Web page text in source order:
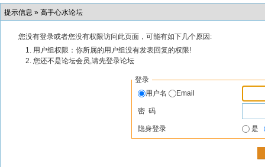
提示信息 » 高手心水论坛
您没有登录或者您没有权限访问此页面，可能有如下几个原因:
用户组权限：你所属的用户组没有发表回复的权限!
您还不是论坛会员,请先登录论坛
登录
用户名
Email
密 码
隐身登录 是